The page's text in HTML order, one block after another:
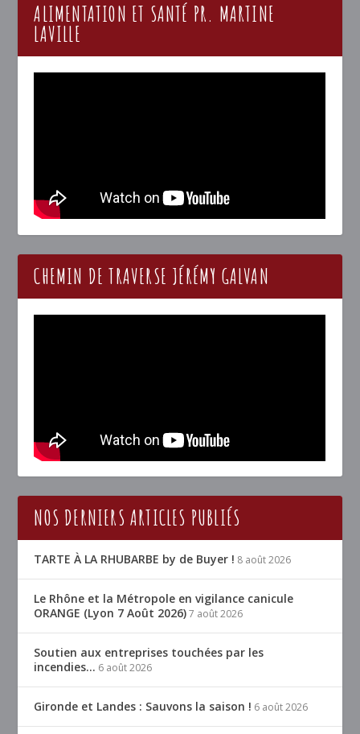
ALIMENTATION ET SANTÉ PR. MARTINE
LAVILLE
CHEMIN DE TRAVERSE JÉRÉMY GALVAN
NOS DERNIERS ARTICLES PUBLIÉS
TARTE À LA RHUBARBE by de Buyer ! 8 août 2026
Le Rhône et la Métropole en vigilance canicule
ORANGE (Lyon 7 Août 2026) 7 août 2026
Soutien aux entreprises touchées par les
incendies… 6 août 2026
Gironde et Landes : Sauvons la saison ! 6 août 2026